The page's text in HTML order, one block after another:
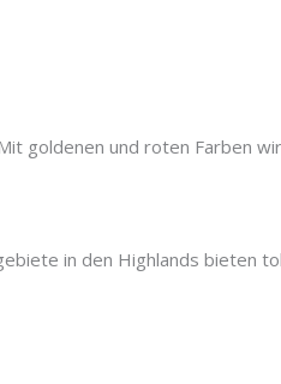
goldenen und roten Farben
in den Highlands bieten